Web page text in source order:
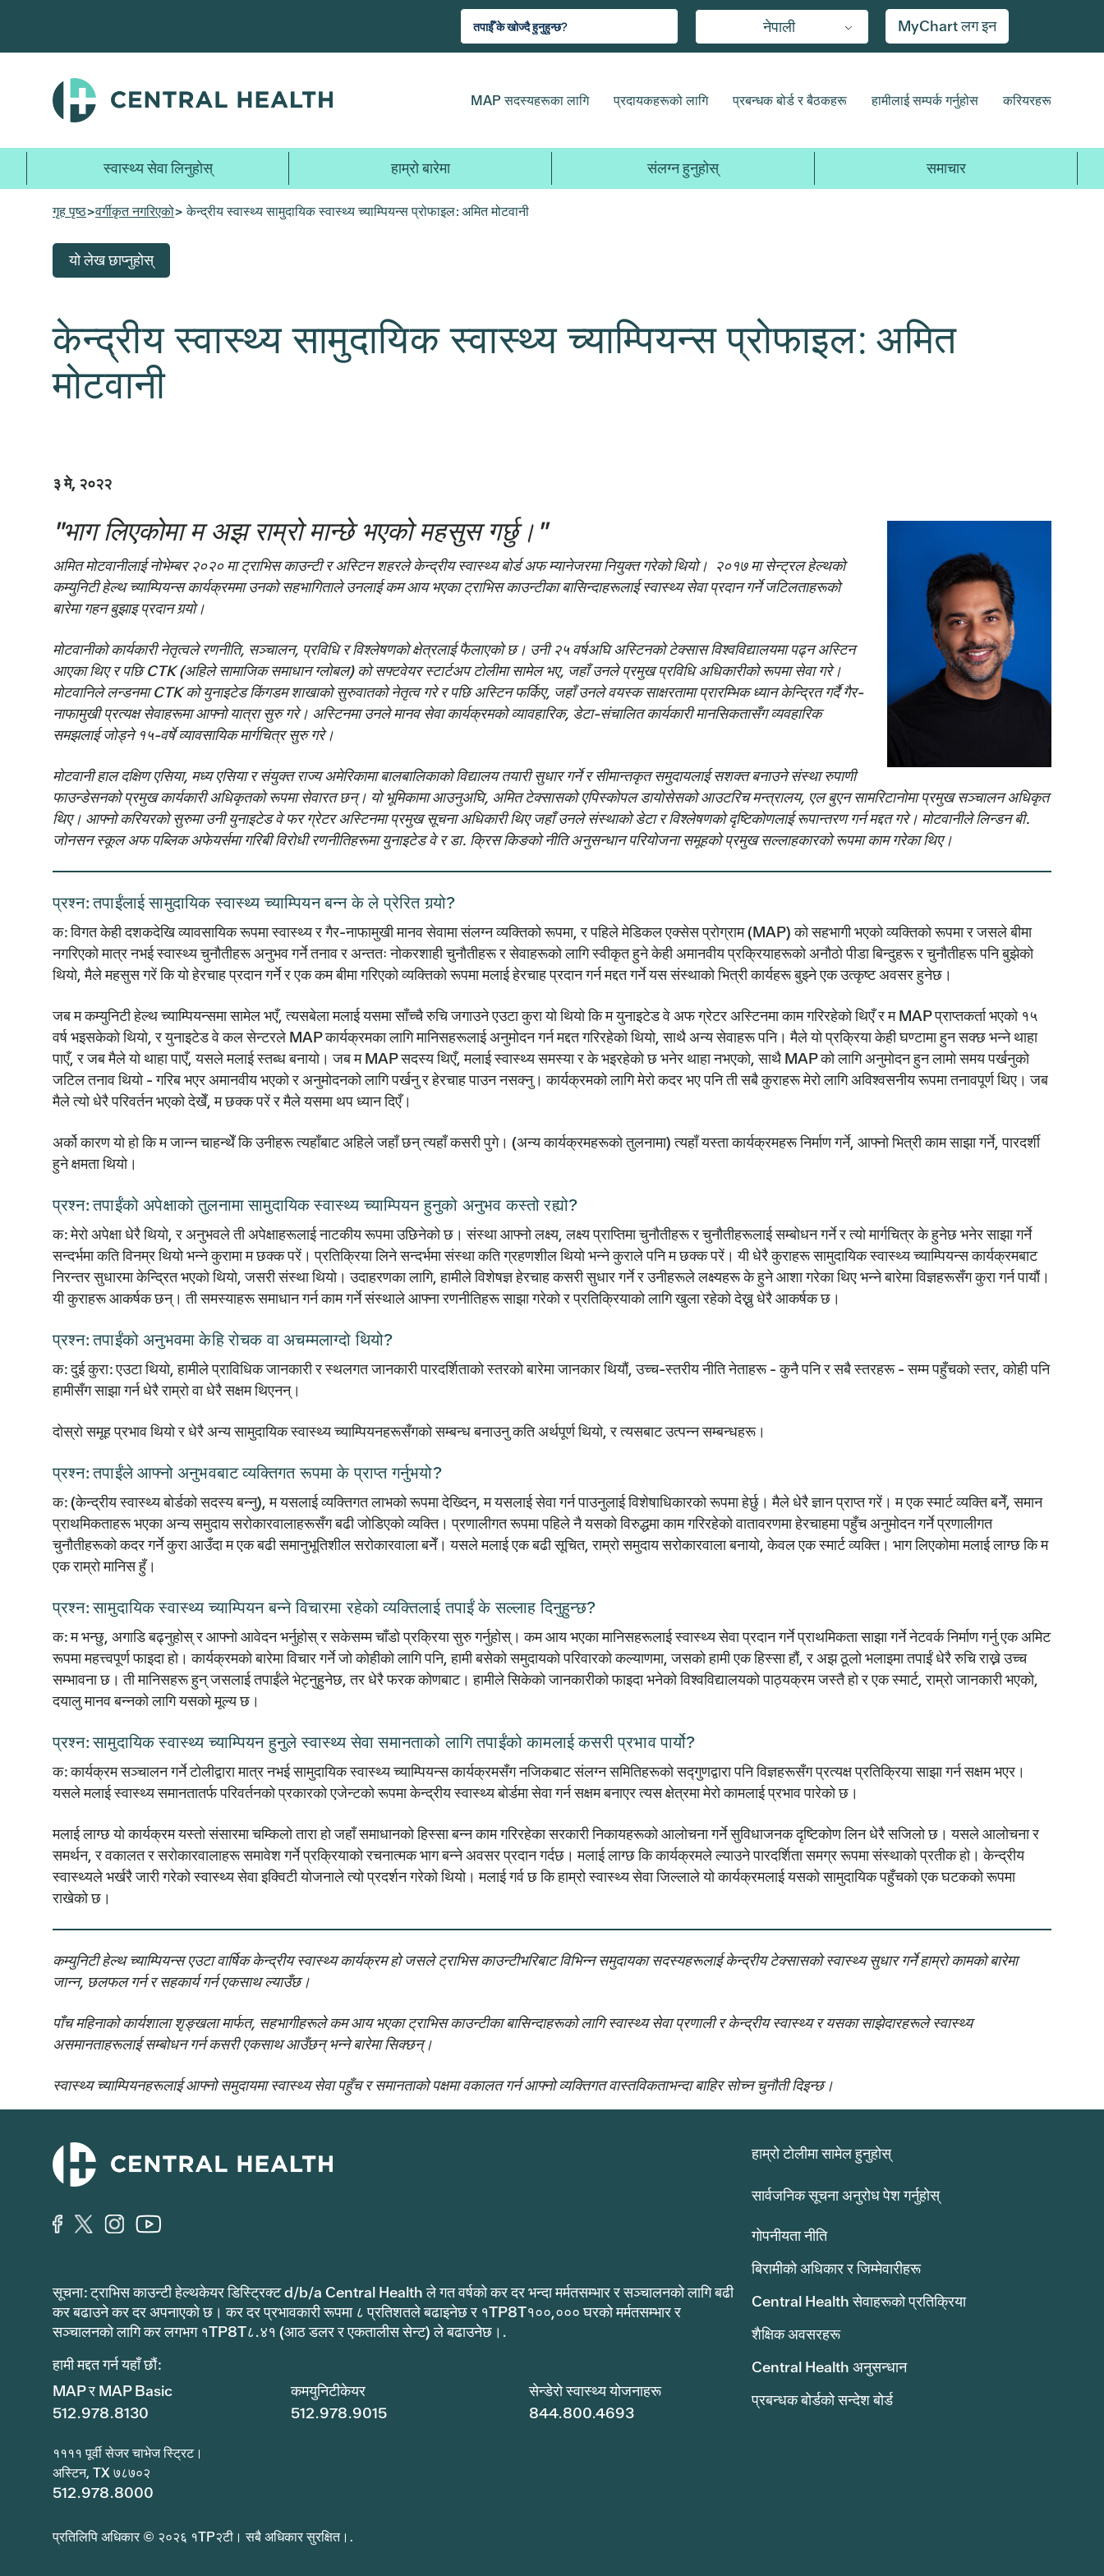
जानुहोस्
नेपाली MyChart लग इन
MAP सदस्यहरूका लागि प्रदायकहरूको लागि प्रबन्धक बोर्ड र बैठकहरू हामीलाई सम्पर्क गर्नुहोस करियरहरू
स्वास्थ्य सेवा लिनुहोस् हाम्रो बारेमा संलग्न हुनुहोस् समाचार
गृह पृष्ठ>वर्गीकृत नगरिएको> केन्द्रीय स्वास्थ्य सामुदायिक स्वास्थ्य च्याम्पियन्स प्रोफाइल: अमित मोटवानी
यो लेख छाप्नुहोस्
केन्द्रीय स्वास्थ्य सामुदायिक स्वास्थ्य च्याम्पियन्स प्रोफाइल: अमित
मोटवानी
३ मे, २०२२
"भाग लिएकोमा म अझ राम्रो मान्छे भएको महसुस गर्छु।"
अमित मोटवानीलाई नोभेम्बर २०२० मा ट्राभिस काउन्टी र अस्टिन शहरले केन्द्रीय स्वास्थ्य बोर्ड अफ म्यानेजरमा नियुक्त गरेको थियो। २०१७ मा सेन्ट्रल हेल्थको
कम्युनिटी हेल्थ च्याम्पियन्स कार्यक्रममा उनको सहभागिताले उनलाई कम आय भएका ट्राभिस काउन्टीका बासिन्दाहरूलाई स्वास्थ्य सेवा प्रदान गर्ने जटिलताहरूको
बारेमा गहन बुझाइ प्रदान गर्‍यो।
मोटवानीको कार्यकारी नेतृत्वले रणनीति, सञ्चालन, प्रविधि र विश्लेषणको क्षेत्रलाई फैलाएको छ। उनी २५ वर्षअघि अस्टिनको टेक्सास विश्वविद्यालयमा पढ्न अस्टिन
आएका थिए र पछि CTK (अहिले सामाजिक समाधान ग्लोबल) को सफ्टवेयर स्टार्टअप टोलीमा सामेल भए, जहाँ उनले प्रमुख प्रविधि अधिकारीको रूपमा सेवा गरे।
मोटवानिले लन्डनमा CTK को युनाइटेड किंगडम शाखाको सुरुवातको नेतृत्व गरे र पछि अस्टिन फर्किए, जहाँ उनले वयस्क साक्षरतामा प्रारम्भिक ध्यान केन्द्रित गर्दै गैर-
नाफामुखी प्रत्यक्ष सेवाहरूमा आफ्नो यात्रा सुरु गरे। अस्टिनमा उनले मानव सेवा कार्यक्रमको व्यावहारिक, डेटा-संचालित कार्यकारी मानसिकतासँग व्यवहारिक
समझलाई जोड्ने १५-वर्षे व्यावसायिक मार्गचित्र सुरु गरे।
मोटवानी हाल दक्षिण एसिया, मध्य एसिया र संयुक्त राज्य अमेरिकामा बालबालिकाको विद्यालय तयारी सुधार गर्ने र सीमान्तकृत समुदायलाई सशक्त बनाउने संस्था रुपाणी
फाउन्डेसनको प्रमुख कार्यकारी अधिकृतको रूपमा सेवारत छन्। यो भूमिकामा आउनुअघि, अमित टेक्सासको एपिस्कोपल डायोसेसको आउटरिच मन्त्रालय, एल बुएन सामरिटानोमा प्रमुख सञ्चालन अधिकृत
थिए। आफ्नो करियरको सुरुमा उनी युनाइटेड वे फर ग्रेटर अस्टिनमा प्रमुख सूचना अधिकारी थिए जहाँ उनले संस्थाको डेटा र विश्लेषणको दृष्टिकोणलाई रूपान्तरण गर्न मद्दत गरे। मोटवानीले लिन्डन बी.
जोनसन स्कूल अफ पब्लिक अफेयर्समा गरिबी विरोधी रणनीतिहरूमा युनाइटेड वे र डा. क्रिस किङको नीति अनुसन्धान परियोजना समूहको प्रमुख सल्लाहकारको रूपमा काम गरेका थिए।
प्रश्न: तपाईंलाई सामुदायिक स्वास्थ्य च्याम्पियन बन्न के ले प्रेरित गर्‍यो?
क:विगत केही दशकदेखि व्यावसायिक रूपमा स्वास्थ्य र गैर-नाफामुखी मानव सेवामा संलग्न व्यक्तिको रूपमा, र पहिले मेडिकल एक्सेस प्रोग्राम (MAP) को सहभागी भएको व्यक्तिको रूपमा र जसले बीमा
नगरिएको मात्र नभई स्वास्थ्य चुनौतीहरू अनुभव गर्ने तनाव र अन्ततः नोकरशाही चुनौतीहरू र सेवाहरूको लागि स्वीकृत हुने केही अमानवीय प्रक्रियाहरूको अनौठो पीडा बिन्दुहरू र चुनौतीहरू पनि बुझेको
थियो, मैले महसुस गरें कि यो हेरचाह प्रदान गर्ने र एक कम बीमा गरिएको व्यक्तिको रूपमा मलाई हेरचाह प्रदान गर्न मद्दत गर्ने यस संस्थाको भित्री कार्यहरू बुझ्ने एक उत्कृष्ट अवसर हुनेछ।
जब म कम्युनिटी हेल्थ च्याम्पियन्समा सामेल भएँ, त्यसबेला मलाई यसमा साँच्चै रुचि जगाउने एउटा कुरा यो थियो कि म युनाइटेड वे अफ ग्रेटर अस्टिनमा काम गरिरहेको थिएँ र म MAP प्राप्तकर्ता भएको १५
वर्ष भइसकेको थियो, र युनाइटेड वे कल सेन्टरले MAP कार्यक्रमका लागि मानिसहरूलाई अनुमोदन गर्न मद्दत गरिरहेको थियो, साथै अन्य सेवाहरू पनि। मैले यो प्रक्रिया केही घण्टामा हुन सक्छ भन्ने थाहा
पाएँ, र जब मैले यो थाहा पाएँ, यसले मलाई स्तब्ध बनायो। जब म MAP सदस्य थिएँ, मलाई स्वास्थ्य समस्या र के भइरहेको छ भनेर थाहा नभएको, साथै MAP को लागि अनुमोदन हुन लामो समय पर्खनुको
जटिल तनाव थियो - गरिब भएर अमानवीय भएको र अनुमोदनको लागि पर्खनु र हेरचाह पाउन नसक्नु। कार्यक्रमको लागि मेरो कदर भए पनि ती सबै कुराहरू मेरो लागि अविश्वसनीय रूपमा तनावपूर्ण थिए। जब
मैले त्यो धेरै परिवर्तन भएको देखेँ, म छक्क परें र मैले यसमा थप ध्यान दिएँ।
अर्को कारण यो हो कि म जान्न चाहन्थेँ कि उनीहरू त्यहाँबाट अहिले जहाँ छन् त्यहाँ कसरी पुगे। (अन्य कार्यक्रमहरूको तुलनामा) त्यहाँ यस्ता कार्यक्रमहरू निर्माण गर्ने, आफ्नो भित्री काम साझा गर्ने, पारदर्शी
हुने क्षमता थियो।
प्रश्न: तपाईंको अपेक्षाको तुलनामा सामुदायिक स्वास्थ्य च्याम्पियन हुनुको अनुभव कस्तो रह्यो?
क:मेरो अपेक्षा धेरै थियो, र अनुभवले ती अपेक्षाहरूलाई नाटकीय रूपमा उछिनेको छ। संस्था आफ्नो लक्ष्य, लक्ष्य प्राप्तिमा चुनौतीहरू र चुनौतीहरूलाई सम्बोधन गर्ने र त्यो मार्गचित्र के हुनेछ भनेर साझा गर्ने
सन्दर्भमा कति विनम्र थियो भन्ने कुरामा म छक्क परें। प्रतिक्रिया लिने सन्दर्भमा संस्था कति ग्रहणशील थियो भन्ने कुराले पनि म छक्क परें। यी धेरै कुराहरू सामुदायिक स्वास्थ्य च्याम्पियन्स कार्यक्रमबाट
निरन्तर सुधारमा केन्द्रित भएको थियो, जसरी संस्था थियो। उदाहरणका लागि, हामीले विशेषज्ञ हेरचाह कसरी सुधार गर्ने र उनीहरूले लक्ष्यहरू के हुने आशा गरेका थिए भन्ने बारेमा विज्ञहरूसँग कुरा गर्न पायौं।
यी कुराहरू आकर्षक छन्। ती समस्याहरू समाधान गर्न काम गर्ने संस्थाले आफ्ना रणनीतिहरू साझा गरेको र प्रतिक्रियाको लागि खुला रहेको देख्नु धेरै आकर्षक छ।
प्रश्न: तपाईंको अनुभवमा केहि रोचक वा अचम्मलाग्दो थियो?
क:दुई कुरा: एउटा थियो, हामीले प्राविधिक जानकारी र स्थलगत जानकारी पारदर्शिताको स्तरको बारेमा जानकार थियौं, उच्च-स्तरीय नीति नेताहरू - कुनै पनि र सबै स्तरहरू - सम्म पहुँचको स्तर, कोही पनि
हामीसँग साझा गर्न धेरै राम्रो वा धेरै सक्षम थिएनन्।
दोस्रो समूह प्रभाव थियो र धेरै अन्य सामुदायिक स्वास्थ्य च्याम्पियनहरूसँगको सम्बन्ध बनाउनु कति अर्थपूर्ण थियो, र त्यसबाट उत्पन्न सम्बन्धहरू।
प्रश्न: तपाईंले आफ्नो अनुभवबाट व्यक्तिगत रूपमा के प्राप्त गर्नुभयो?
क:(केन्द्रीय स्वास्थ्य बोर्डको सदस्य बन्नु), म यसलाई व्यक्तिगत लाभको रूपमा देख्दिन, म यसलाई सेवा गर्न पाउनुलाई विशेषाधिकारको रूपमा हेर्छु। मैले धेरै ज्ञान प्राप्त गरें। म एक स्मार्ट व्यक्ति बनेँ, समान
प्राथमिकताहरू भएका अन्य समुदाय सरोकारवालाहरूसँग बढी जोडिएको व्यक्ति। प्रणालीगत रूपमा पहिले नै यसको विरुद्धमा काम गरिरहेको वातावरणमा हेरचाहमा पहुँच अनुमोदन गर्ने प्रणालीगत
चुनौतीहरूको कदर गर्ने कुरा आउँदा म एक बढी समानुभूतिशील सरोकारवाला बनेँ। यसले मलाई एक बढी सूचित, राम्रो समुदाय सरोकारवाला बनायो, केवल एक स्मार्ट व्यक्ति। भाग लिएकोमा मलाई लाग्छ कि म
एक राम्रो मानिस हुँ।
प्रश्न: सामुदायिक स्वास्थ्य च्याम्पियन बन्ने विचारमा रहेको व्यक्तिलाई तपाईं के सल्लाह दिनुहुन्छ?
क:म भन्छु, अगाडि बढ्नुहोस् र आफ्नो आवेदन भर्नुहोस् र सकेसम्म चाँडो प्रक्रिया सुरु गर्नुहोस्। कम आय भएका मानिसहरूलाई स्वास्थ्य सेवा प्रदान गर्ने प्राथमिकता साझा गर्ने नेटवर्क निर्माण गर्नु एक अमिट
रूपमा महत्त्वपूर्ण फाइदा हो। कार्यक्रमको बारेमा विचार गर्ने जो कोहीको लागि पनि, हामी बसेको समुदायको परिवारको कल्याणमा, जसको हामी एक हिस्सा हौं, र अझ ठूलो भलाइमा तपाईं धेरै रुचि राख्ने उच्च
सम्भावना छ। ती मानिसहरू हुन् जसलाई तपाईंले भेट्नुहुनेछ, तर धेरै फरक कोणबाट। हामीले सिकेको जानकारीको फाइदा भनेको विश्वविद्यालयको पाठ्यक्रम जस्तै हो र एक स्मार्ट, राम्रो जानकारी भएको,
दयालु मानव बन्नको लागि यसको मूल्य छ।
प्रश्न: सामुदायिक स्वास्थ्य च्याम्पियन हुनुले स्वास्थ्य सेवा समानताको लागि तपाईंको कामलाई कसरी प्रभाव पार्यो?
क:कार्यक्रम सञ्चालन गर्ने टोलीद्वारा मात्र नभई सामुदायिक स्वास्थ्य च्याम्पियन्स कार्यक्रमसँग नजिकबाट संलग्न समितिहरूको सद्गुणद्वारा पनि विज्ञहरूसँग प्रत्यक्ष प्रतिक्रिया साझा गर्न सक्षम भएर।
यसले मलाई स्वास्थ्य समानतातर्फ परिवर्तनको प्रकारको एजेन्टको रूपमा केन्द्रीय स्वास्थ्य बोर्डमा सेवा गर्न सक्षम बनाएर त्यस क्षेत्रमा मेरो कामलाई प्रभाव पारेको छ।
मलाई लाग्छ यो कार्यक्रम यस्तो संसारमा चम्किलो तारा हो जहाँ समाधानको हिस्सा बन्न काम गरिरहेका सरकारी निकायहरूको आलोचना गर्ने सुविधाजनक दृष्टिकोण लिन धेरै सजिलो छ। यसले आलोचना र
समर्थन, र वकालत र सरोकारवालाहरू समावेश गर्ने प्रक्रियाको रचनात्मक भाग बन्ने अवसर प्रदान गर्दछ। मलाई लाग्छ कि कार्यक्रमले ल्याउने पारदर्शिता समग्र रूपमा संस्थाको प्रतीक हो। केन्द्रीय
स्वास्थ्यले भर्खरै जारी गरेको स्वास्थ्य सेवा इक्विटी योजनाले त्यो प्रदर्शन गरेको थियो। मलाई गर्व छ कि हाम्रो स्वास्थ्य सेवा जिल्लाले यो कार्यक्रमलाई यसको सामुदायिक पहुँचको एक घटकको रूपमा
राखेको छ।
कम्युनिटी हेल्थ च्याम्पियन्स एउटा वार्षिक केन्द्रीय स्वास्थ्य कार्यक्रम हो जसले ट्राभिस काउन्टीभरिबाट विभिन्न समुदायका सदस्यहरूलाई केन्द्रीय टेक्सासको स्वास्थ्य सुधार गर्ने हाम्रो कामको बारेमा
जान्न, छलफल गर्न र सहकार्य गर्न एकसाथ ल्याउँछ।
पाँच महिनाको कार्यशाला शृङ्खला मार्फत, सहभागीहरूले कम आय भएका ट्राभिस काउन्टीका बासिन्दाहरूको लागि स्वास्थ्य सेवा प्रणाली र केन्द्रीय स्वास्थ्य र यसका साझेदारहरूले स्वास्थ्य
असमानताहरूलाई सम्बोधन गर्न कसरी एकसाथ आउँछन् भन्ने बारेमा सिक्छन्।
स्वास्थ्य च्याम्पियनहरूलाई आफ्नो समुदायमा स्वास्थ्य सेवा पहुँच र समानताको पक्षमा वकालत गर्न आफ्नो व्यक्तिगत वास्तविकताभन्दा बाहिर सोच्न चुनौती दिइन्छ।
सूचना: ट्राभिस काउन्टी हेल्थकेयर डिस्ट्रिक्ट d/b/a Central Health ले गत वर्षको कर दर भन्दा मर्मतसम्भार र सञ्चालनको लागि बढी
कर बढाउने कर दर अपनाएको छ। कर दर प्रभावकारी रूपमा ८ प्रतिशतले बढाइनेछ र १TP8T१००,००० घरको मर्मतसम्भार र
सञ्चालनको लागि कर लगभग १TP8T८.४१ (आठ डलर र एकतालीस सेन्ट) ले बढाउनेछ।.
हामी मद्दत गर्न यहाँ छौं:
MAP र MAP Basic
512.978.8130
कमयुनिटीकेयर
512.978.9015
सेन्डेरो स्वास्थ्य योजनाहरू
844.800.4693
११११ पूर्वी सेजर चाभेज स्ट्रिट।
अस्टिन, TX ७८७०२
512.978.8000
प्रतिलिपि अधिकार © २०२६ १TP२टी। सबै अधिकार सुरक्षित।.
हाम्रो टोलीमा सामेल हुनुहोस्
सार्वजनिक सूचना अनुरोध पेश गर्नुहोस्
गोपनीयता नीति
बिरामीको अधिकार र जिम्मेवारीहरू
Central Health सेवाहरूको प्रतिक्रिया
शैक्षिक अवसरहरू
Central Health अनुसन्धान
प्रबन्धक बोर्डको सन्देश बोर्ड